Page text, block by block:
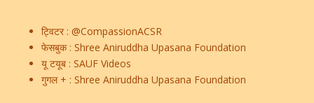
ट्विटर : @CompassionACSR
फेसबुक : Shree Aniruddha Upasana Foundation
यू टयूब : SAUF Videos
गुगल + : Shree Aniruddha Upasana Foundation